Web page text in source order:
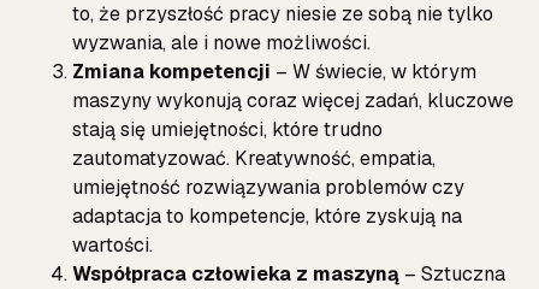
to, że przyszłość pracy niesie ze sobą nie tylko
wyzwania, ale i nowe możliwości.
Zmiana kompetencji – W świecie, w którym
maszyny wykonują coraz więcej zadań, kluczowe
stają się umiejętności, które trudno
zautomatyzować. Kreatywność, empatia,
umiejętność rozwiązywania problemów czy
adaptacja to kompetencje, które zyskują na
wartości.
Współpraca człowieka z maszyną – Sztuczna